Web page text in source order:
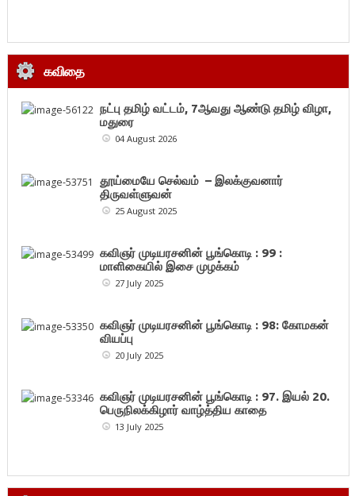
கவிதை
நட்பு தமிழ் வட்டம், 7ஆவது ஆண்டு தமிழ் விழா,
மதுரை
04 August 2026
தூய்மையே செல்வம் – இலக்குவனார்
திருவள்ளுவன்
25 August 2025
கவிஞர் முடியரசனின் பூங்கொடி : 99 :
மாளிகையில் இசை முழக்கம்
27 July 2025
கவிஞர் முடியரசனின் பூங்கொடி : 98: கோமகன்
வியப்பு
20 July 2025
கவிஞர் முடியரசனின் பூங்கொடி : 97. இயல் 20.
பெருநிலக்கிழார் வாழ்த்திய காதை
13 July 2025